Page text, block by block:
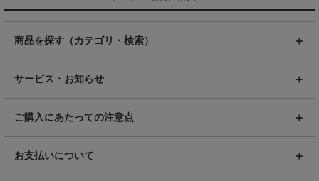
商品を探す（カテゴリ・検索）
サービス・お知らせ
ご購入にあたっての注意点
お支払いについて